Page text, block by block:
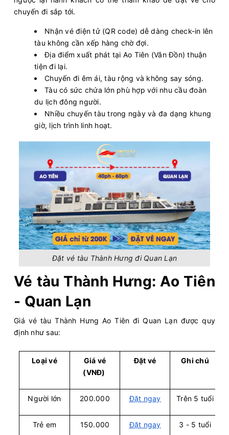
chuyến đi sắp tới.
Nhận vé điện tử (QR code) dễ dàng check-in lên
tàu không cần xếp hàng chờ đợi.
Địa điểm xuất phát tại Ao Tiên (Vân Đồn) thuận
tiện đi lại.
Chuyến đi êm ái, tàu rộng và không say sóng.
Tàu có sức chứa lớn phù hợp với nhu cầu đoàn
du lịch đông người.
Nhiều chuyến tàu trong ngày và đa dạng khung
giờ, lịch trình linh hoạt.
Đặt vé tàu Thành Hưng đi Quan Lạn
Vé tàu Thành Hưng: Ao Tiên
- Quan Lạn
Giá vé tàu Thành Hưng Ao Tiên đi Quan Lạn được quy
định như sau:
Loại vé
Giá vé
(VNĐ)
Đặt vé Ghi chú
Người lớn 200.000 Đặt ngay Trên 5 tuổi
Trẻ em 150.000 Đặt ngay 3 - 5 tuổi